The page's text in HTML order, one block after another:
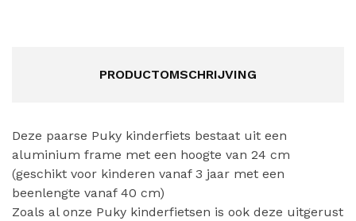
PRODUCTOMSCHRIJVING
Deze paarse Puky kinderfiets bestaat uit een
aluminium frame met een hoogte van 24 cm
(geschikt voor kinderen vanaf 3 jaar met een
beenlengte vanaf 40 cm)
Zoals al onze Puky kinderfietsen is ook deze uitgerust